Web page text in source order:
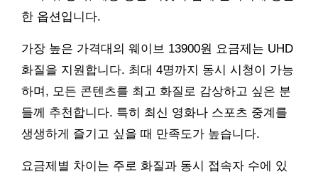
한 옵션입니다.
가장 높은 가격대의 웨이브 13900원 요금제는 UHD
화질을 지원합니다. 최대 4명까지 동시 시청이 가능
하며, 모든 콘텐츠를 최고 화질로 감상하고 싶은 분
들께 추천합니다. 특히 최신 영화나 스포츠 중계를
생생하게 즐기고 싶을 때 만족도가 높습니다.
요금제별 차이는 주로 화질과 동시 접속자 수에 있